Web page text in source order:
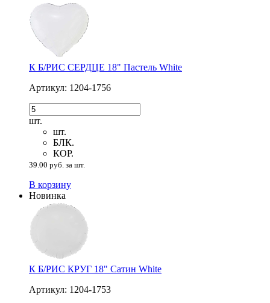
К Б/РИС СЕРДЦЕ 18" Пастель White
Артикул: 1204-1756
шт.
шт.
БЛК.
КОР.
39.00 руб. за шт.
В корзину
Новинка
К Б/РИС КРУГ 18" Сатин White
Артикул: 1204-1753